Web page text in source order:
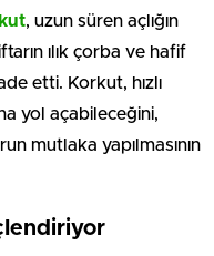
, uzun süren açlığın
ılık çorba ve hafif
etti. Korkut, hızlı
yol açabileceğini,
mutlaka yapılmasının